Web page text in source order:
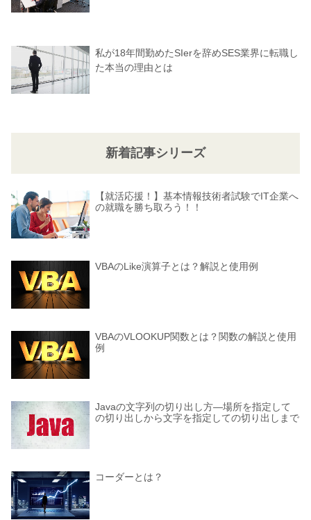
私が18年間勤めたSIerを辞めSES業界に転職し
た本当の理由とは
新着記事シリーズ
【就活応援！】基本情報技術者試験でIT企業へ
の就職を勝ち取ろう！！
VBAのLike演算子とは？解説と使用例
VBAのVLOOKUP関数とは？関数の解説と使用
例
Javaの文字列の切り出し方―場所を指定して
の切り出しから文字を指定しての切り出しまで
コーダーとは？